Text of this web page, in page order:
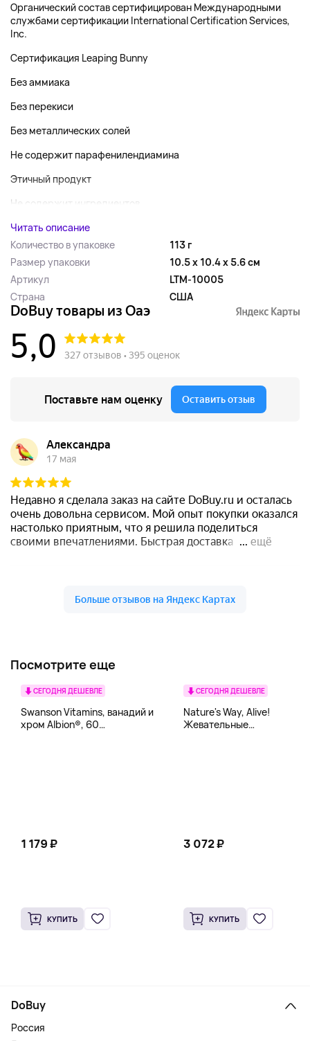
Органический состав сертифицирован Международными
службами сертификации International Certification Services,
Inc.
Сертификация Leaping Bunny
Без аммиака
Без перекиси
Без металлических солей
Не содержит парафенилендиамина
Этичный продукт
Не содержит ингредиентов...
Читать описание
Количество в упаковке
113 г
Размер упаковки
10.5 x 10.4 x 5.6 см
Артикул
LTM-10005
Страна
США
Посмотрите еще
СЕГОДНЯ ДЕШЕВЛЕ
Swanson Vitamins, ванадий и
хром Albion®, 60
1 179 ₽
КУПИТЬ
СЕГОДНЯ ДЕШЕВЛЕ
Nature's Way, Alive!
Жевательные
3 072 ₽
КУПИТЬ
DoBuy
Россия